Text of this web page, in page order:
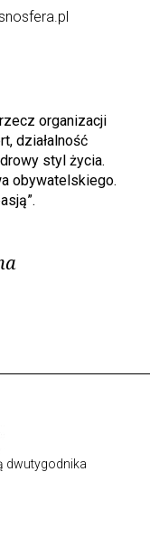
rzecz organizacji
działalność
styl życia.
obywatelskiego.
dwutygodnika